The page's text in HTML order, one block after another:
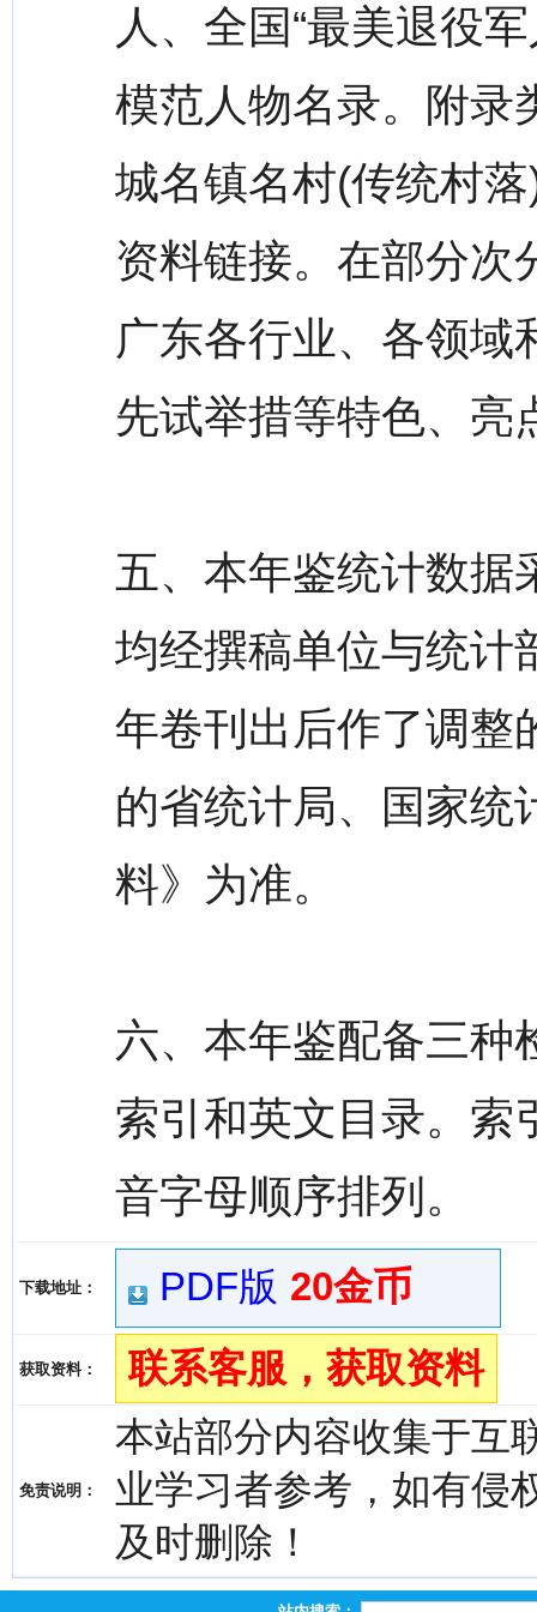
人、全国“最美退役
模范人物名录。附录
城名镇名村(传统村
资料链接。在部分次
广东各行业、各领域
先试举措等特色、亮
五、本年鉴统计数据
均经撰稿单位与统计
年卷刊出后作了调整
的省统计局、国家统
料》为准。
六、本年鉴配备三种
索引和英文目录。索
音字母顺序排列。
下载地址： PDF版 20金币
获取资料： 联系客服，获取资料
免责说明：
本站部分内容收集于互
业学习者参考，如有侵
及时删除！